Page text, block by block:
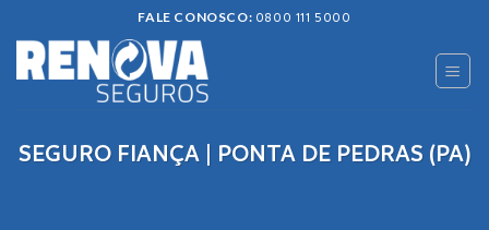
to
content
FALE CONOSCO: 0800 111 5000
SEGURO FIANÇA | PONTA DE PEDRAS (PA)